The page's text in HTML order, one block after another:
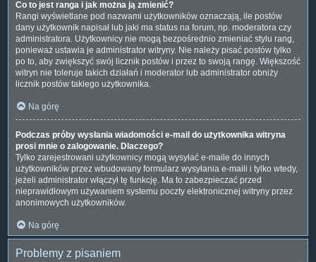
Co to jest ranga i jak można ją zmienić?
Rangi wyświetlane pod nazwami użytkowników oznaczają, ile postów
dany użytkownik napisał lub jaki ma status na forum, np. moderatora czy
administratora. Użytkownicy nie mogą bezpośrednio zmieniać stylu rang,
ponieważ ustawia je administrator witryny. Nie należy pisać postów tylko
po to, aby zwiększyć swój licznik postów i przez to swoją rangę. Większość
witryn nie toleruje takich działań i moderator lub administrator obniży
licznik postów takiego użytkownika.
Na górę
Podczas próby wysłania wiadomości e-mail do użytkownika witryna
prosi mnie o zalogowanie. Dlaczego?
Tylko zarejestrowani użytkownicy mogą wysyłać e-maile do innych
użytkowników przez wbudowany formularz wysyłania e-maili i tylko wtedy,
jeżeli administrator włączył tę funkcję. Ma to zabezpieczać przed
nieprawidłowym używaniem systemu poczty elektronicznej witryny przez
anonimowych użytkowników.
Na górę
Problemy z pisaniem